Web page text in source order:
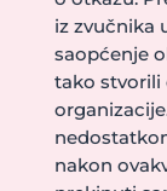
iz zvučnika
saopćenje
tako stvorili
nakon